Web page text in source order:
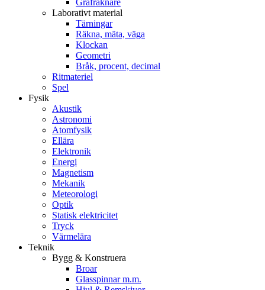
Grafräknare
Laborativt material
Tärningar
Räkna, mäta, väga
Klockan
Geometri
Bråk, procent, decimal
Ritmateriel
Spel
Fysik
Akustik
Astronomi
Atomfysik
Ellära
Elektronik
Energi
Magnetism
Mekanik
Meteorologi
Optik
Statisk elektricitet
Tryck
Värmelära
Teknik
Bygg & Konstruera
Broar
Glasspinnar m.m.